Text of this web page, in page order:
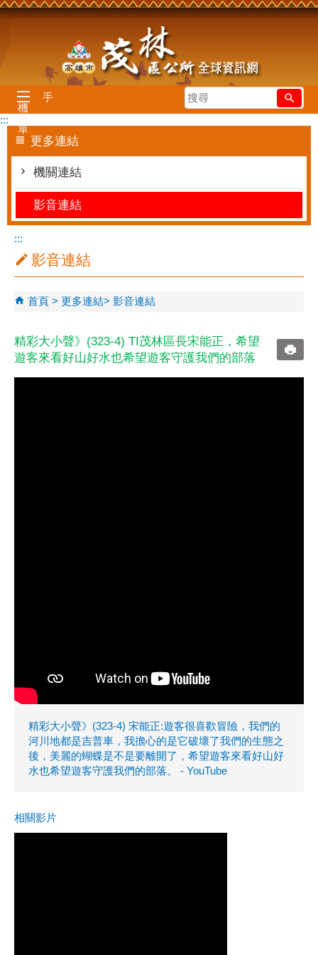
跳到主要內容區塊
搜
尋
手
機
單
:::
更多連結
機關連結
影音連結
:::
影音連結
首頁 更多連結 影音連結
精彩大小聲》(323-4) TI茂林區長宋能正，希望
遊客來看好山好水也希望遊客守護我們的部落
精彩大小聲》(323-4) 宋能正:遊客很喜歡冒險，我們的
河川地都是吉普車，我擔心的是它破壞了我們的生態之
後，美麗的蝴蝶是不是要離開了，希望遊客來看好山好
水也希望遊客守護我們的部落。 - YouTube
相關影片